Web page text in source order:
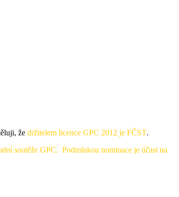
že držitelem licence GPC 2012 je FČST.
soutěže GPC. Podmínkou nominace je účast na